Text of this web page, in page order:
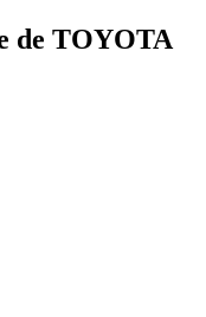
de TOYOTA